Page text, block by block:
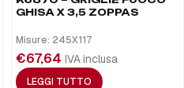
GHISA X 3,5 ZOPPAS
Misure: 245X117
€67,64 IVA inclusa
LEGGI TUTTO